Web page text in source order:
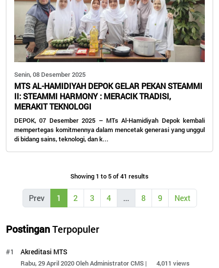
Senin, 08 Desember 2025
MTS AL-HAMIDIYAH DEPOK GELAR PEKAN STEAMMI
II: STEAMMI HARMONY : MERACIK TRADISI,
MERAKIT TEKNOLOGI
DEPOK, 07 Desember 2025 – MTs Al-Hamidiyah Depok kembali
mempertegas komitmennya dalam mencetak generasi yang unggul
di bidang sains, teknologi, dan k...
Showing 1 to 5 of 41 results
Prev 1 2 3 4 ... 8 9 Next
PostinganTerpopuler
#1 Akreditasi MTS
Rabu, 29 April 2020 Oleh Administrator CMS | 4,011 views